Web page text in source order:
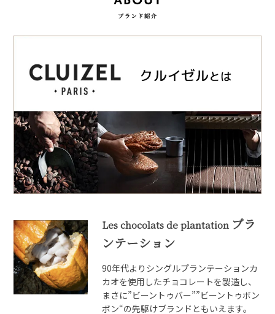
Les chocolats de plantation プラ
ンテーション
90年代よりシングルプランテーションカ
カオを使用したチョコレートを製造し、
まさに”ビーントゥバー””ビーントゥボン
ボン“の先駆けブランドともいえます。